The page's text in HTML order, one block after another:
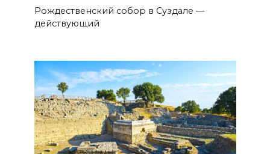
Рождественский собор в Суздале —
действующий